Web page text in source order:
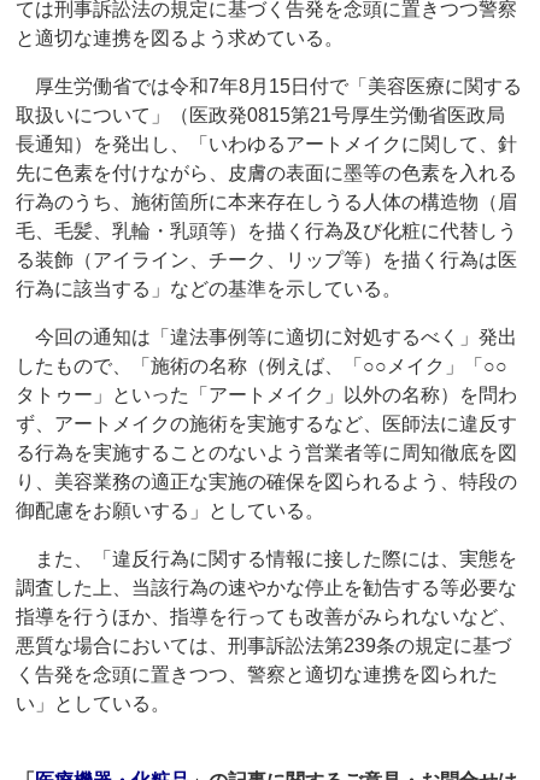
ては刑事訴訟法の規定に基づく告発を念頭に置きつつ警察
と適切な連携を図るよう求めている。
厚生労働省では令和7年8月15日付で「美容医療に関する
取扱いについて」（医政発0815第21号厚生労働省医政局
長通知）を発出し、「いわゆるアートメイクに関して、針
先に色素を付けながら、皮膚の表面に墨等の色素を入れる
行為のうち、施術箇所に本来存在しうる人体の構造物（眉
毛、毛髪、乳輪・乳頭等）を描く行為及び化粧に代替しう
る装飾（アイライン、チーク、リップ等）を描く行為は医
行為に該当する」などの基準を示している。
今回の通知は「違法事例等に適切に対処するべく」発出
したもので、「施術の名称（例えば、「○○メイク」「○○
タトゥー」といった「アートメイク」以外の名称）を問わ
ず、アートメイクの施術を実施するなど、医師法に違反す
る行為を実施することのないよう営業者等に周知徹底を図
り、美容業務の適正な実施の確保を図られるよう、特段の
御配慮をお願いする」としている。
また、「違反行為に関する情報に接した際には、実態を
調査した上、当該行為の速やかな停止を勧告する等必要な
指導を行うほか、指導を行っても改善がみられないなど、
悪質な場合においては、刑事訴訟法第239条の規定に基づ
く告発を念頭に置きつつ、警察と適切な連携を図られた
い」としている。